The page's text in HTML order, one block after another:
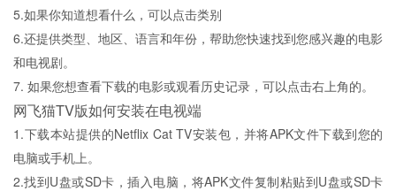
5.如果你知道想看什么，可以点击类别
6.还提供类型、地区、语言和年份，帮助您快速找到您感兴趣的电影
和电视剧。
7. 如果您想查看下载的电影或观看历史记录，可以点击右上角的。
网飞猫TV版如何安装在电视端
1.下载本站提供的Netflix Cat TV安装包，并将APK文件下载到您的
电脑或手机上。
2.找到U盘或SD卡，插入电脑，将APK文件复制粘贴到U盘或SD卡